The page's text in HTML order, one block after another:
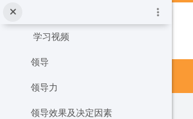
Перейти к основному содержанию
学习视频
领导
领导力
领导效果及决定因素